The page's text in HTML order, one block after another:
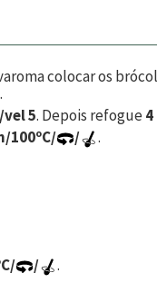
colocar os
vel 5. Depois refogue
100ºC/ / .
/ .